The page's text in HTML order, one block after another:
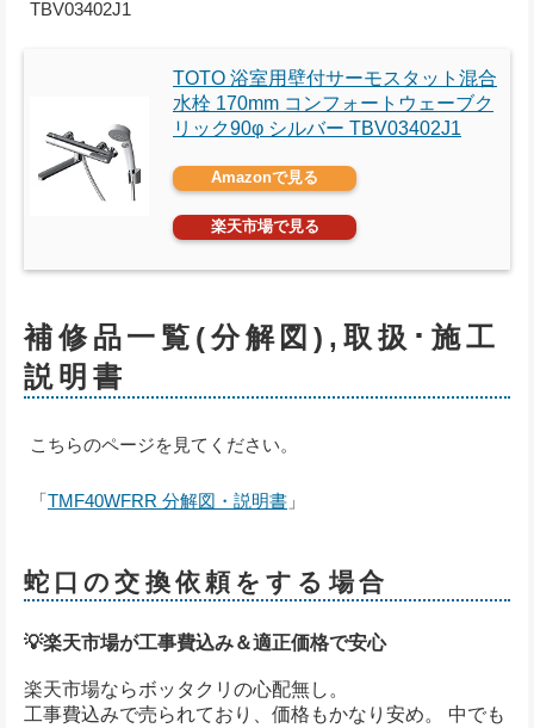
TBV03402J1
TOTO 浴室用壁付サーモスタット混合
水栓 170mm コンフォートウェーブク
リック90φ シルバー TBV03402J1
Amazonで見る
楽天市場で見る
補修品一覧(分解図),取扱･施工
説明書
こちらのページを見てください。
「TMF40WFRR 分解図・説明書 」
蛇口の交換依頼をする場合
💡楽天市場が工事費込み＆適正価格で安心
楽天市場ならボッタクリの心配無し。
工事費込みで売られており、価格もかなり安め。 中でも